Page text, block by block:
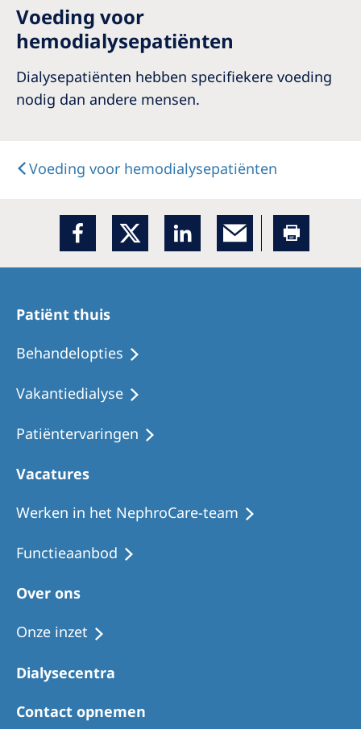
Voeding voor
hemodialysepatiënten
Dialysepatiënten hebben specifiekere voeding
nodig dan andere mensen.
Voeding voor hemodialysepatiënten
Patiënt thuis
Behandelopties
Vakantiedialyse
Patiëntervaringen
Vacatures
Werken in het NephroCare-team
Functieaanbod
Over ons
Onze inzet
Dialysecentra
Contact opnemen